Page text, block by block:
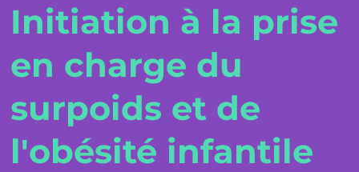
Initiation à la prise
en charge du
surpoids et de
l'obésité infantile